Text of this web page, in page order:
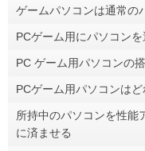
ゲームパソコンは通常の
PCゲーム用にパソコン
PC ゲーム用パソコンの
PCゲーム用パソコンは
所持中のパソコンを性能
に済ませる